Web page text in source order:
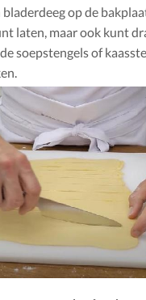
op de
laten, maar ook kunt
soepstengels of